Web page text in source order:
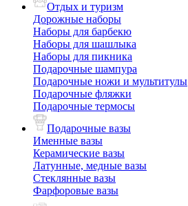
Отдых и туризм
Дорожные наборы
Наборы для барбекю
Наборы для шашлыка
Наборы для пикника
Подарочные шампура
Подарочные ножи и мультитулы
Подарочные фляжки
Подарочные термосы
Подарочные вазы
Именные вазы
Керамические вазы
Латунные, медные вазы
Стеклянные вазы
Фарфоровые вазы